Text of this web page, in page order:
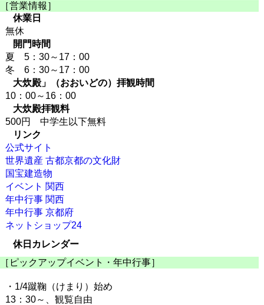
［営業情報］
休業日
無休
開門時間
夏 5：30～17：00
冬 6：30～17：00
大炊殿」（おおいどの）拝観時間
10：00～16：00
大炊殿拝観料
500円 中学生以下無料
リンク
公式サイト
世界遺産 古都京都の文化財
国宝建造物
イベント 関西
年中行事 関西
年中行事 京都府
ネットショップ24
休日カレンダー
［ピックアップイベント・年中行事］
・1/4蹴鞠（けまり）始め
13：30～、観覧自由